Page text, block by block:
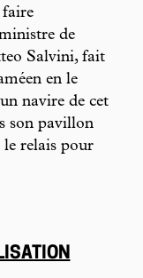
de
Salvini, fait
en le
navire de cet
son pavillon
le relais pour